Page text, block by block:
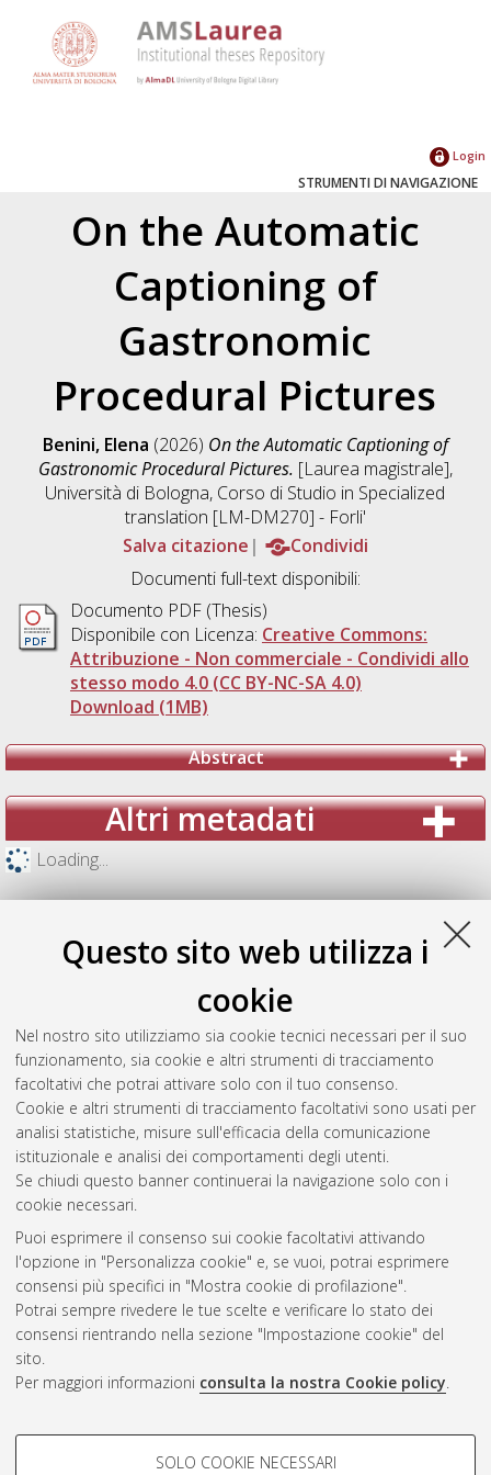
Questo sito web utilizza i
cookie
Nel nostro sito utilizziamo sia cookie tecnici necessari per il suo
funzionamento, sia cookie e altri strumenti di tracciamento
facoltativi che potrai attivare solo con il tuo consenso.
Cookie e altri strumenti di tracciamento facoltativi sono usati per
analisi statistiche, misure sull'efficacia della comunicazione
istituzionale e analisi dei comportamenti degli utenti.
Se chiudi questo banner continuerai la navigazione solo con i
cookie necessari.
Puoi esprimere il consenso sui cookie facoltativi attivando
l'opzione in "Personalizza cookie" e, se vuoi, potrai esprimere
consensi più specifici in "Mostra cookie di profilazione".
Potrai sempre rivedere le tue scelte e verificare lo stato dei
consensi rientrando nella sezione "Impostazione cookie" del
sito.
Per maggiori informazioni consulta la nostra Cookie policy.
COOKIE DI PROFILAZIONE -
SOLO COOKIE NECESSARI
Login
STRUMENTI DI NAVIGAZIONE
On the Automatic
Captioning of
Gastronomic
Procedural Pictures
Benini, Elena (2026) On the Automatic Captioning of
Gastronomic Procedural Pictures. [Laurea magistrale],
Università di Bologna, Corso di Studio in Specialized
translation [LM-DM270] - Forli'
Salva citazione
Condividi
Documenti full-text disponibili:
Documento PDF (Thesis)
Disponibile con Licenza: Creative Commons:
Attribuzione - Non commerciale - Condividi allo
stesso modo 4.0 (CC BY-NC-SA 4.0)
Download (1MB)
Abstract
Altri metadati
Loading...
Gestione del documento:
Atom
Rss 1.0
Rss 2.0
AMS Laurea
Impostazioni Cookie
Informativa sulla privacy